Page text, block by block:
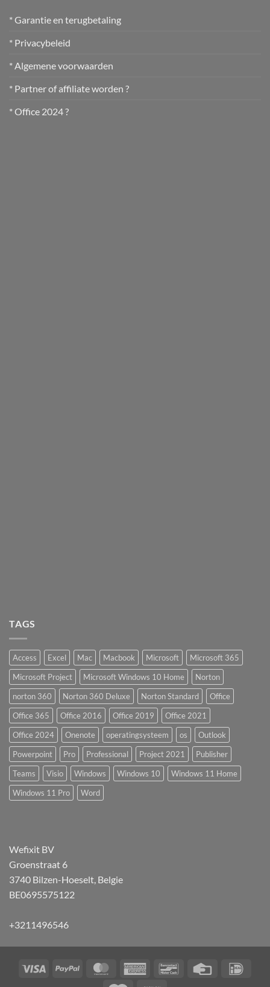
* Garantie en terugbetaling
* Privacybeleid
* Algemene voorwaarden
* Partner of affiliate worden ?
* Office 2024 ?
TAGS
Access Excel Mac Macbook Microsoft
Microsoft 365
Microsoft Project
Microsoft Windows 10 Home
Norton
norton 360
Norton 360 Deluxe Norton Standard
Office
Office 365
Office 2016 Office 2019
Office 2021
Office 2024
Onenote operatingsysteem os
Outlook
Powerpoint
Pro Professional Project 2021
Publisher
Teams
Visio Windows Windows 10
Windows 11 Home
Windows 11 Pro
Word
Wefixit BV
Groenstraat 6
3740 Bilzen-Hoeselt, Belgie
BE0695575122
+3211496546
Visa PayPal MasterCardAmerican
BancontactCredit